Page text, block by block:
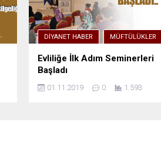
DIYANET HABER MÜFTÜLÜKLER
Evliliğe İlk Adım Seminerleri
Başladı
01.11.2019 0 1.593